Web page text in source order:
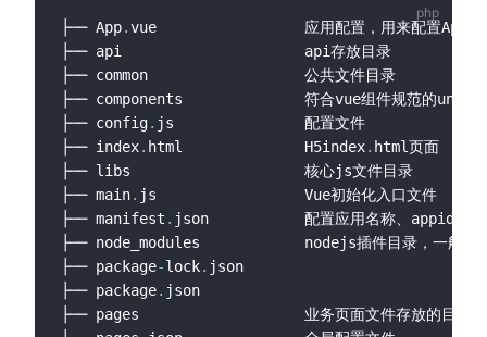
├── App.vue					应用配置，用来配置App全局样式以及监听
├── api						api存放目录
├── common					公共文件目录
├── components				符合vue组件规范的uni
├── config. js				配置文件
├── index. html				H5index. html页面
├── libs					核心js文件目录
├── main. js					Vue初始化入口文件
├── manifest . json			配置应用名称、appid、logo、版本等打包信息
├── node_modules			nodejs插件目录，一般
├── package-lock. json
├── package. json
├── pages					业务页面文件存放的目录